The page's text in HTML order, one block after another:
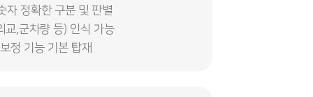
자 정확한 구분 및 판별
교,군차량 등) 인식 가능
정 기능 기본 탑재